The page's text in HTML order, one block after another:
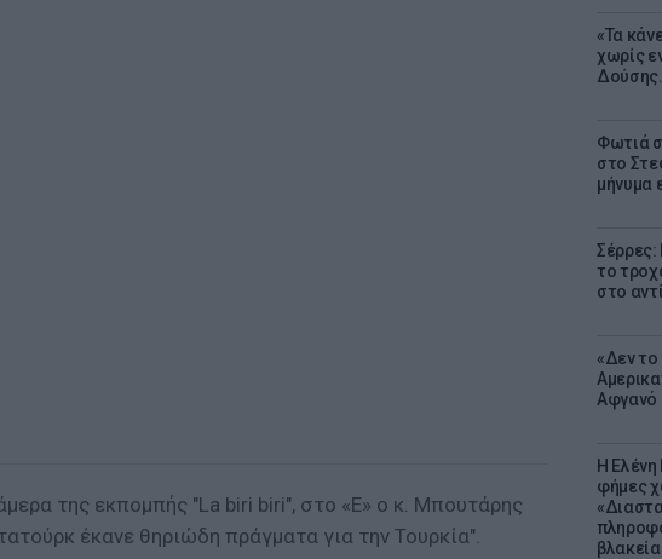
«Τα
χωρίς
Φωτιά
στο
μήνυμα
Σέρρες:
το
στο
«Δεν το
Αφγανό
Η
φήμες
της εκπομπής "La biri biri", στο «E» ο κ. Μπουτάρης
έκανε θηριώδη πράγματα για την Τουρκία".